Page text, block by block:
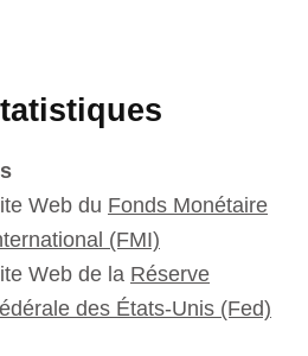
Web du Fonds Monétaire
(FMI)
Web de la Réserve
des États-Unis (Fed)